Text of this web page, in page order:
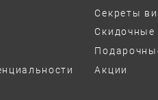
Секреты
Акции